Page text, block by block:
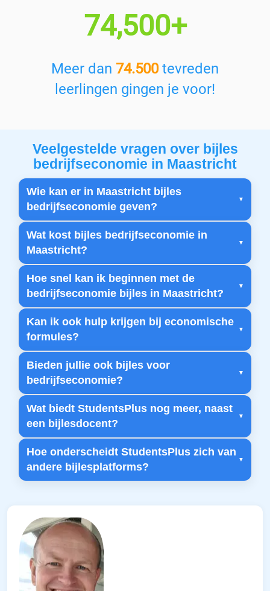
74,500+
Meer dan 74.500tevreden
leerlingen gingen je voor!
Veelgestelde vragen over bijles
bedrijfseconomie in Maastricht
Wie kan er in Maastricht bijles
bedrijfseconomie geven?
Wat kost bijles bedrijfseconomie in
Maastricht?
Hoe snel kan ik beginnen met de
bedrijfseconomie bijles in Maastricht?
Kan ik ook hulp krijgen bij economische
formules?
Bieden jullie ook bijles voor
bedrijfseconomie?
Wat biedt StudentsPlus nog meer, naast
een bijlesdocent?
Hoe onderscheidt StudentsPlus zich van
andere bijlesplatforms?